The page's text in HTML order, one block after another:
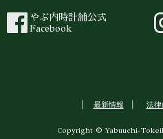
やぶ内時計舗公式
Facebook
最新情報 法
Copyright © Yabuuchi-